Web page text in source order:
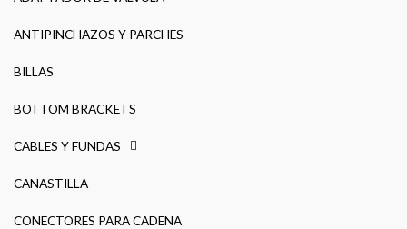
ANTIPINCHAZOS Y PARCHES
BILLAS
BOTTOM BRACKETS
CABLES Y FUNDAS
CANASTILLA
CONECTORES PARA CADENA